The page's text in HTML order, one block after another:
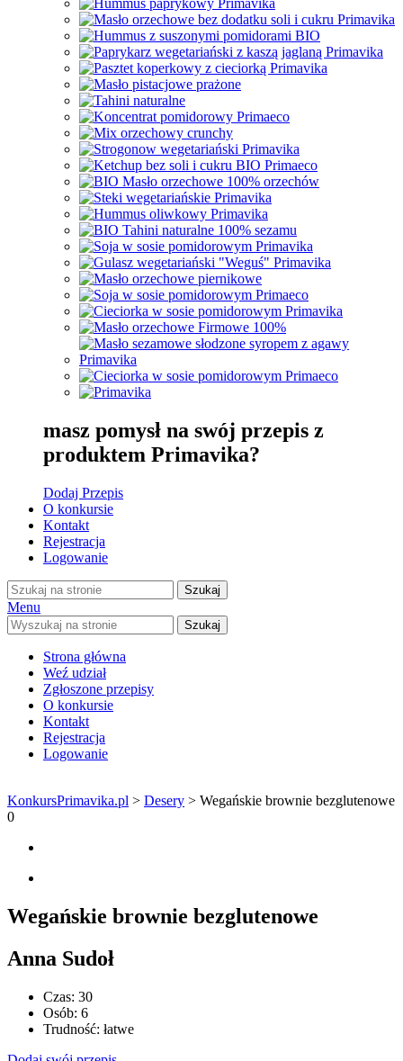
masz pomysł na swój przepis z
produktem Primavika?
Dodaj Przepis
O konkursie
Kontakt
Rejestracja
Logowanie
Szukaj
Menu
Szukaj
Strona główna
Weź udział
Zgłoszone przepisy
O konkursie
Kontakt
Rejestracja
Logowanie
KonkursPrimavika.pl > Desery > Wegańskie brownie bezglutenowe
0
Wegańskie brownie bezglutenowe
Anna Sudoł
Czas: 30
Osób: 6
Trudność: łatwe